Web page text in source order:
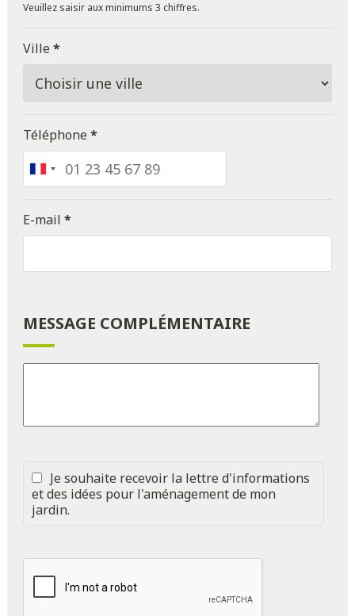
Veuillez saisir aux minimums 3 chiffres.
Ville*
Téléphone*
France
+33
E-mail *
MESSAGE COMPLÉMENTAIRE
Je souhaite recevoir la lettre d'informations
et des idées pour l'aménagement de mon
jardin.